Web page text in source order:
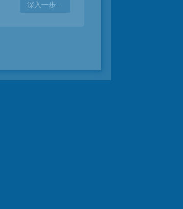
深入一步…